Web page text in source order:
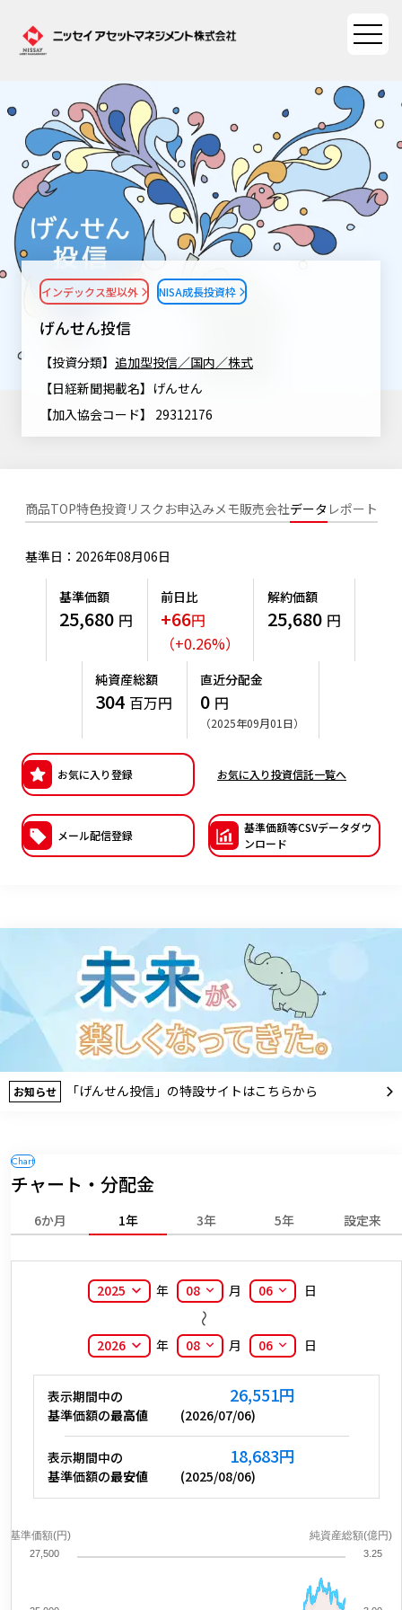
ファンド情報
ファンド情報TOP
基準価額一覧
ファンド検索
ファンド比較
決算カレンダー
海外休日カレンダー
投資信託新商品のご案内
ちょこっと3分！ファンドシアター
こだわりのインデックスファンド 購入・換金手数料なしシ
リーズ
確定拠出年金について
確定拠出年金制度について
確定拠出年金での商品の選び方について
確定拠出年金 基準価額一覧
マーケット情報
マーケット情報TOP
マーケット指数
マーケットレポート
大関 洋の「十字路」
コラム
ファンドレポート
資産形成ポータル
資産形成ポータルTOP
Nダイレクト
NAMシティ
お問い合わせ
よくあるご質問
サステナビリティ
サステナビリティTOP
サステナビリティ経営
SDGsとは？
特別対談
サステナビリティ経営基本方針
サステナビリティ推進体制
ニッセイアセットの重要課題
サステナビリティへの取り組み
サステナビリティレポート
サステナブル投資
日本版スチュワードシップ・コードへの対応
ESGへの取り組み
サステナビリティレポート等
ニッセイアセットについて
ニッセイアセットについてTOP
採用情報
公式キャラクターのご紹介
最新情報 法人のお客さま
採用情報 English
検索したいキーワードを入力してください。
資産形成はじめるなら
げんせん投信
インデックス型以外 NISA成長投資枠
【投資分類】 追加型投信／国内／株式
【日経新聞掲載名】げんせん
【加入協会コード】 29312176
商品TOP特色投資リスク お申込みメモ販売会社データ レポート
基準日：2026年08月06日
基準価額
25,680 円
前日比
+66円
（+0.26%）
解約価額
25,680 円
純資産総額
304 百万円
直近分配金
0 円
（2025年09月01日）
お気に入り登録 お気に入り投資信託一覧へ
メール配信登録
基準価額等CSVデータダウ
ンロード
お知らせ 「げんせん投信」の特設サイトはこちらから
チャート・分配金
6か月 1年 3年 5年 設定来
2025 年 08 月 06 日
2026 年 08 月 06 日
表示期間中の
基準価額の最高値
26,551円
(2026/07/06)
表示期間中の
基準価額の最安値
18,683円
(2025/08/06)
基準価額(円) 純資産総額(億円)
27,500 3.25